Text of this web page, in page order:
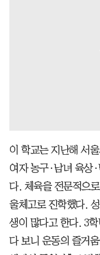
이 학교는 지난해 서
여자 농구∙남녀 육상
다. 체육을 전문적으
울체고로 진학했다.
생이 많다고 한다. 3
다 보니 운동의 즐거